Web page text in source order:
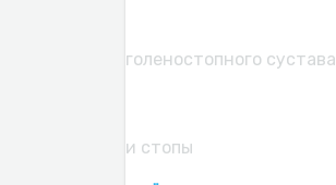
голеностопного сустава
и стопы